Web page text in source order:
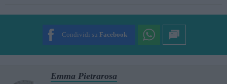
Condividi su Facebook
Emma Pietrarosa